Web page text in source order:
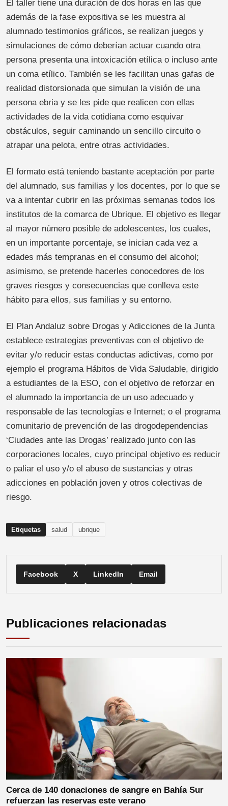
El taller tiene una duración de dos horas en las que
además de la fase expositiva se les muestra al
alumnado testimonios gráficos, se realizan juegos y
simulaciones de cómo deberían actuar cuando otra
persona presenta una intoxicación etílica o incluso ante
un coma etílico. También se les facilitan unas gafas de
realidad distorsionada que simulan la visión de una
persona ebria y se les pide que realicen con ellas
actividades de la vida cotidiana como esquivar
obstáculos, seguir caminando un sencillo circuito o
atrapar una pelota, entre otras actividades.
El formato está teniendo bastante aceptación por parte
del alumnado, sus familias y los docentes, por lo que se
va a intentar cubrir en las próximas semanas todos los
institutos de la comarca de Ubrique. El objetivo es llegar
al mayor número posible de adolescentes, los cuales,
en un importante porcentaje, se inician cada vez a
edades más tempranas en el consumo del alcohol;
asimismo, se pretende hacerles conocedores de los
graves riesgos y consecuencias que conlleva este
hábito para ellos, sus familias y su entorno.
El Plan Andaluz sobre Drogas y Adicciones de la Junta
establece estrategias preventivas con el objetivo de
evitar y/o reducir estas conductas adictivas, como por
ejemplo el programa Hábitos de Vida Saludable, dirigido
a estudiantes de la ESO, con el objetivo de reforzar en
el alumnado la importancia de un uso adecuado y
responsable de las tecnologías e Internet; o el programa
comunitario de prevención de las drogodependencias
‘Ciudades ante las Drogas’ realizado junto con las
corporaciones locales, cuyo principal objetivo es reducir
o paliar el uso y/o el abuso de sustancias y otras
adicciones en población joven y otros colectivas de
riesgo.
Etiquetas salud ubrique
Facebook X LinkedIn Email
Publicaciones relacionadas
Cerca de 140 donaciones de sangre en Bahía Sur
refuerzan las reservas este verano